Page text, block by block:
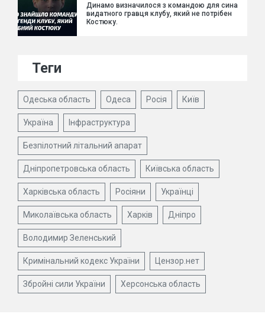
Динамо визначилося з командою для сина
видатного гравця клубу, який не потрібен
Костюку.
Теги
Одеська область Одеса Росія Київ
Україна Інфраструктура
Безпілотний літальний апарат
Дніпропетровська область Київська область
Харківська область Росіяни Українці
Миколаївська область Харків Дніпро
Володимир Зеленський
Кримінальний кодекс України Цензор.нет
Збройні сили України Херсонська область